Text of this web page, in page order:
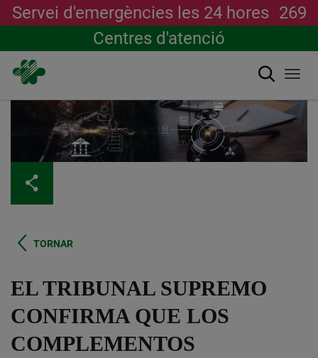
Servei d'emergències les 24 hores 269
Centres d'atenció
Cerca
TORNAR
EL TRIBUNAL SUPREMO
CONFIRMA QUE LOS
COMPLEMENTOS